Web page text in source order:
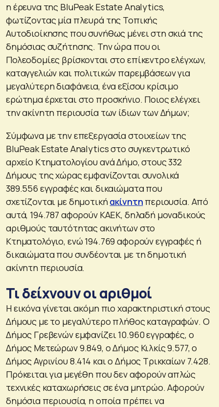
η έρευνα της BluPeak Estate Analytics,
φωτίζοντας μία πλευρά της Τοπικής
Αυτοδιοίκησης που συνήθως μένει στη σκιά της
δημόσιας συζήτησης. Την ώρα που οι
Πολεοδομίες βρίσκονται στο επίκεντρο ελέγχων,
καταγγελιών και πολιτικών παρεμβάσεων για
μεγαλύτερη διαφάνεια, ένα εξίσου κρίσιμο
ερώτημα έρχεται στο προσκήνιο. Ποιος ελέγχει
την ακίνητη περιουσία των ίδιων των Δήμων;
Σύμφωνα με την επεξεργασία στοιχείων της
BluPeak Estate Analytics στο συγκεντρωτικό
αρχείο Κτηματολογίου ανά Δήμο, στους 332
Δήμους της χώρας εμφανίζονται συνολικά
389.556 εγγραφές και δικαιώματα που
σχετίζονται με δημοτικήακίνητη περιουσία. Από
αυτά, 194.787 αφορούν ΚΑΕΚ, δηλαδή μοναδικούς
αριθμούς ταυτότητας ακινήτων στο
Κτηματολόγιο, ενώ 194.769 αφορούν εγγραφές ή
δικαιώματα που συνδέονται με τη δημοτική
ακίνητη περιουσία.
Τι δείχνουν οι αριθμοί
Η εικόνα γίνεται ακόμη πιο χαρακτηριστική στους
Δήμους με το μεγαλύτερο πλήθος καταγραφών. Ο
Δήμος Γρεβενών εμφανίζει 10.960 εγγραφές, ο
Δήμος Μετεώρων 9.849, ο Δήμος Κιλκίς 9.577, ο
Δήμος Αγρινίου 8.414 και ο Δήμος Τρικκαίων 7.428.
Πρόκειται για μεγέθη που δεν αφορούν απλώς
τεχνικές καταχωρήσεις σε ένα μητρώο. Αφορούν
δημόσια περιουσία, η οποία πρέπει να